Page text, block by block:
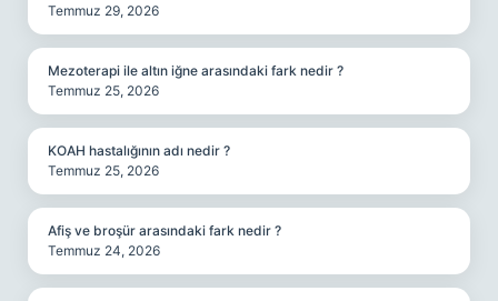
Temmuz 29, 2026
Mezoterapi ile altın iğne arasındaki fark nedir ?
Temmuz 25, 2026
KOAH hastalığının adı nedir ?
Temmuz 25, 2026
Afiş ve broşür arasındaki fark nedir ?
Temmuz 24, 2026